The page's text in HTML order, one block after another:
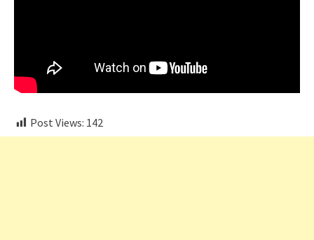
Post Views: 142